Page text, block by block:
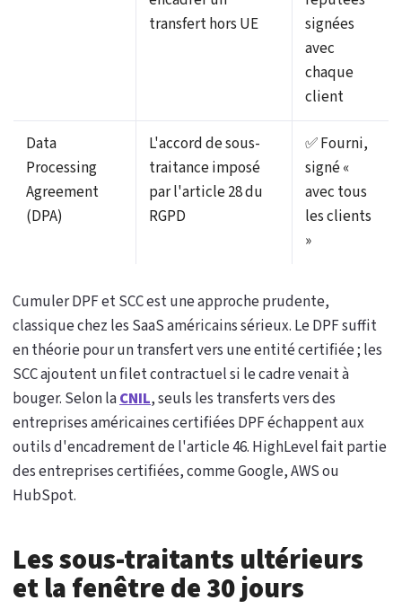
transfert hors UE
signées
avec
chaque
client
Data
Processing
Agreement
(DPA)
L'accord de sous-
traitance imposé
par l'article 28 du
RGPD
✅ Fourni,
signé «
avec tous
les clients
»
Cumuler DPF et SCC est une approche prudente,
classique chez les SaaS américains sérieux. Le DPF suffit
en théorie pour un transfert vers une entité certifiée ; les
SCC ajoutent un filet contractuel si le cadre venait à
bouger. Selon laCNIL, seuls les transferts vers des
entreprises américaines certifiées DPF échappent aux
outils d'encadrement de l'article 46. HighLevel fait partie
des entreprises certifiées, comme Google, AWS ou
HubSpot.
Les sous-traitants ultérieurs
et la fenêtre de 30 jours